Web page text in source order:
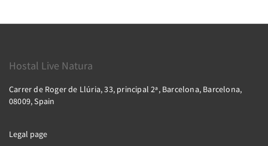
Hostal Live Natura
Carrer de Roger de Llúria, 33, principal 2ª, Barcelona, Barcelona,
08009, Spain
Legal page